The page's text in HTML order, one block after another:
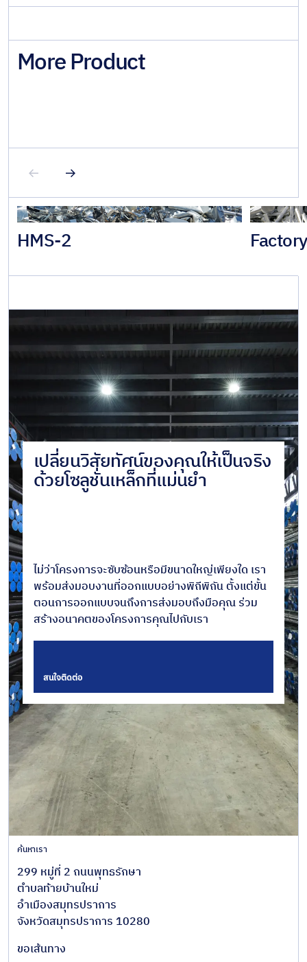
More Product
HMS-2
เปลี่ยนวิสัยทัศน์ของคุณให้เป็นจริง
ด้วยโซลูชั่นเหล็กที่แม่นยำ
ไม่ว่าโครงการจะซับซ้อนหรือมีขนาดใหญ่เพียงใด เรา
พร้อมส่งมอบงานที่ออกแบบอย่างพิถีพิถัน ตั้งแต่ขั้น
ตอนการออกแบบจนถึงการส่งมอบถึงมือคุณ ร่วม
สร้างอนาคตของโครงการคุณไปกับเรา
สนใจติดต่อ
ค้นหาเรา
299 หมู่ที่ 2 ถนนพุทธรักษา
ตำบลท้ายบ้านใหม่
อำเมืองสมุทรปราการ
จังหวัดสมุทรปราการ 10280
ขอเส้นทาง